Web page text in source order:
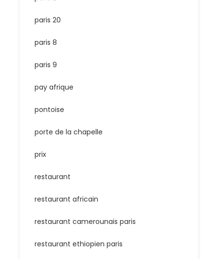
paris 20
paris 8
paris 9
pay afrique
pontoise
porte de la chapelle
prix
restaurant
restaurant africain
restaurant camerounais paris
restaurant ethiopien paris